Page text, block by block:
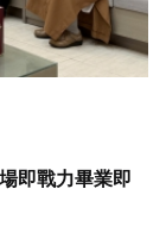
即戰力畢業即